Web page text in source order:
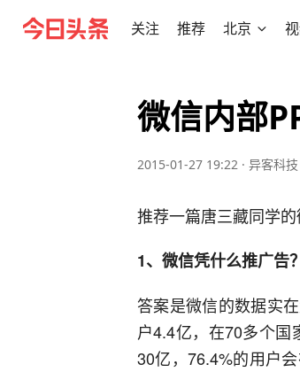
关注 推荐 北京
微信内部
2015-01-27 19:22 · 异客科技
推荐一篇唐三藏同学
1、 微信凭什么推广告？
答案是微信的数据实
户4.4亿，在70多个
30亿，76.4%的用户